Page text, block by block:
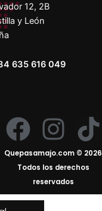
12, 2B
y León
635 616 049
F
a
c
e
I
n
s
t
T
i
k
t
Quepasamajo.com © 2026
Todos los derechos
reservados